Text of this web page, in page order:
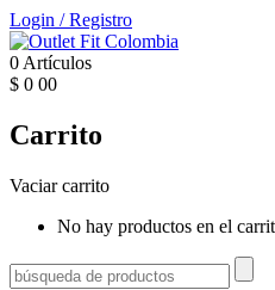
Login /Registro
0 Artículos
$ 0 00
Carrito
Vaciar carrito
No hay productos en el